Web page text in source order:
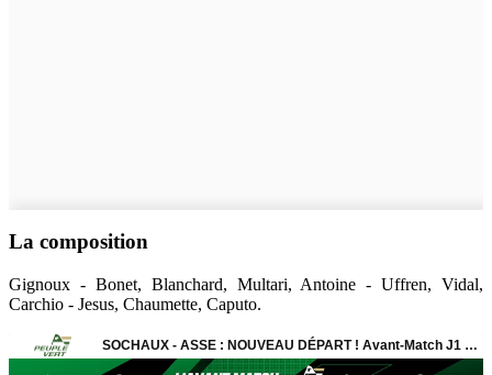
La composition
Gignoux - Bonet, Blanchard, Multari, Antoine - Uffren, Vidal,
Carchio - Jesus, Chaumette, Caputo.